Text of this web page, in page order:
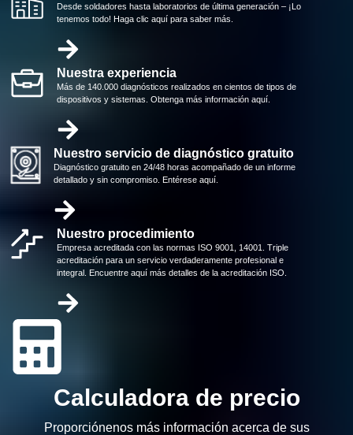
Desde soldadores hasta laboratorios de última generación – ¡Lo
tenemos todo! Haga clic aquí para saber más.
Nuestra experiencia
Más de 140.000 diagnósticos realizados en cientos de tipos de
dispositivos y sistemas. Obtenga más información aquí.
Nuestro servicio de diagnóstico gratuito
Diagnóstico gratuito en 24/48 horas acompañado de un informe
detallado y sin compromiso. Entérese aquí.
Nuestro procedimiento
Empresa acreditada con las normas ISO 9001, 14001. Triple
acreditación para un servicio verdaderamente profesional e
integral. Encuentre aquí más detalles de la acreditación ISO.
Calculadora de precio
Proporciónenos más información acerca de sus